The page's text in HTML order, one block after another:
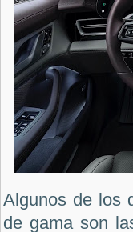
Algunos de los
de gama son